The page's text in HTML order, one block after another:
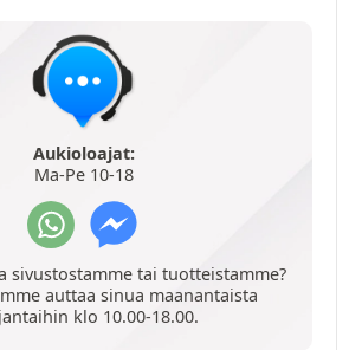
Aukioloajat:
Ma-Pe 10-18
sivustostamme tai tuotteistamme?
auttaa sinua maanantaista
klo 10.00-18.00.